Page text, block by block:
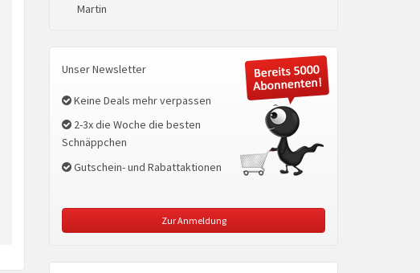
Martin
Unser Newsletter
Keine Deals mehr verpassen
2-3x die Woche die besten
Schnäppchen
Gutschein- und Rabattaktionen
Zur Anmeldung